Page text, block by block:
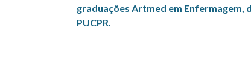
graduações Artmed em Enfermagem,
PUCPR.